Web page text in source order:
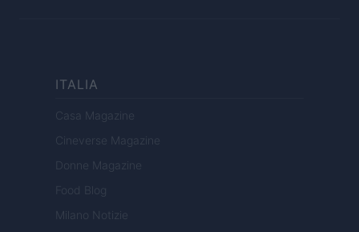
ITALIA
Casa Magazine
Cineverse Magazine
Donne Magazine
Food Blog
Milano Notizie